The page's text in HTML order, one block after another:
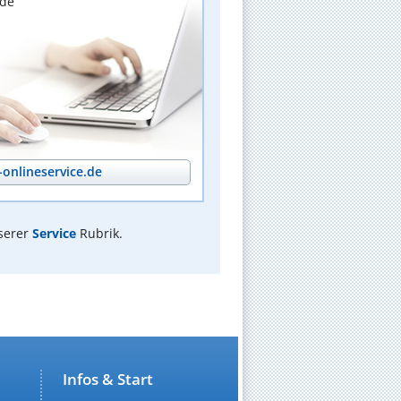
ServiceRubrik.
Infos & Start